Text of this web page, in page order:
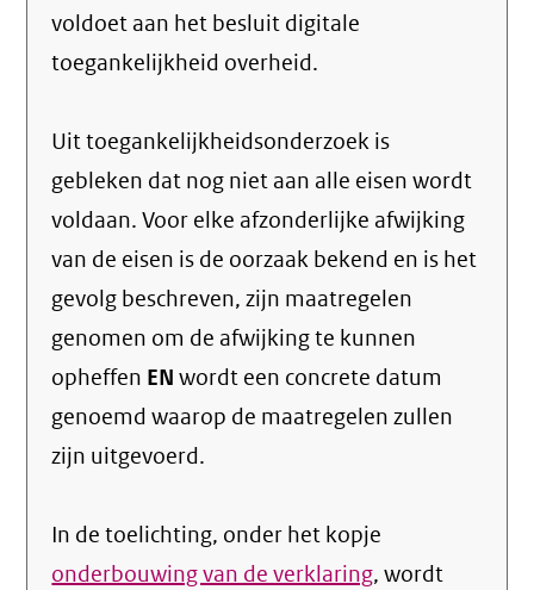
voldoet aan het besluit digitale
toegankelijkheid overheid.
Uit toegankelijkheidsonderzoek is
gebleken dat nog niet aan alle eisen wordt
voldaan. Voor elke afzonderlijke afwijking
van de eisen is de oorzaak bekend en is het
gevolg beschreven, zijn maatregelen
genomen om de afwijking te kunnen
opheffen EN wordt een concrete datum
genoemd waarop de maatregelen zullen
zijn uitgevoerd.
In de toelichting, onder het kopje
onderbouwing van de verklaring, wordt